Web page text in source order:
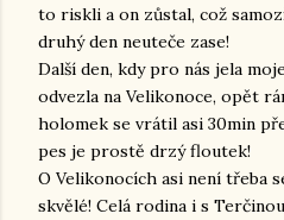
to riskli a on zůstal, což
druhý den neuteče zase!
Další den, kdy pro nás jela
odvezla na Velikonoce, opět
holomek se vrátil asi 30min
pes je prostě drzý floutek!
O Velikonocích asi není třeba
skvělé! Celá rodina i s